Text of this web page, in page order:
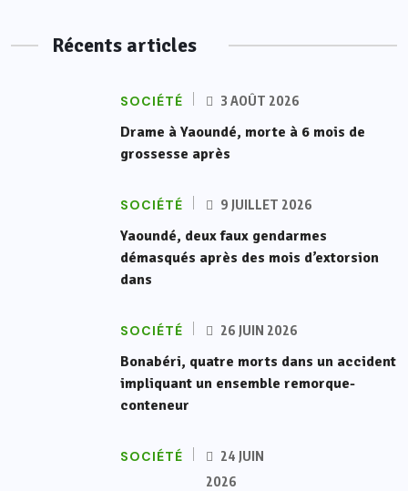
Récents articles
SOCIÉTÉ 3 AOÛT 2026
Drame à Yaoundé, morte à 6 mois de
grossesse après
SOCIÉTÉ 9 JUILLET 2026
Yaoundé, deux faux gendarmes
démasqués après des mois d’extorsion
dans
SOCIÉTÉ 26 JUIN 2026
Bonabéri, quatre morts dans un accident
impliquant un ensemble remorque-
conteneur
SOCIÉTÉ
24 JUIN
2026